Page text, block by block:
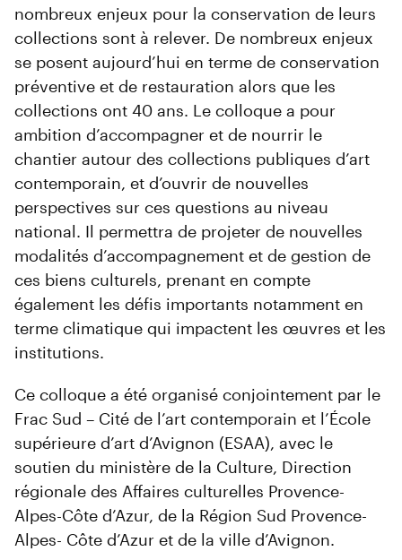
nombreux enjeux pour la conservation de leurs
collections sont à relever. De nombreux enjeux
se posent aujourd’hui en terme de conservation
préventive et de restauration alors que les
collections ont 40 ans. Le colloque a pour
ambition d’accompagner et de nourrir le
chantier autour des collections publiques d’art
contemporain, et d’ouvrir de nouvelles
perspectives sur ces questions au niveau
national. Il permettra de projeter de nouvelles
modalités d’accompagnement et de gestion de
ces biens culturels, prenant en compte
également les défis importants notamment en
terme climatique qui impactent les œuvres et les
institutions.
Ce colloque a été organisé conjointement par le
Frac Sud – Cité de l’art contemporain et l’École
supérieure d’art d’Avignon (ESAA), avec le
soutien du ministère de la Culture, Direction
régionale des Affaires culturelles Provence-
Alpes-Côte d’Azur, de la Région Sud Provence-
Alpes- Côte d’Azur et de la ville d’Avignon.